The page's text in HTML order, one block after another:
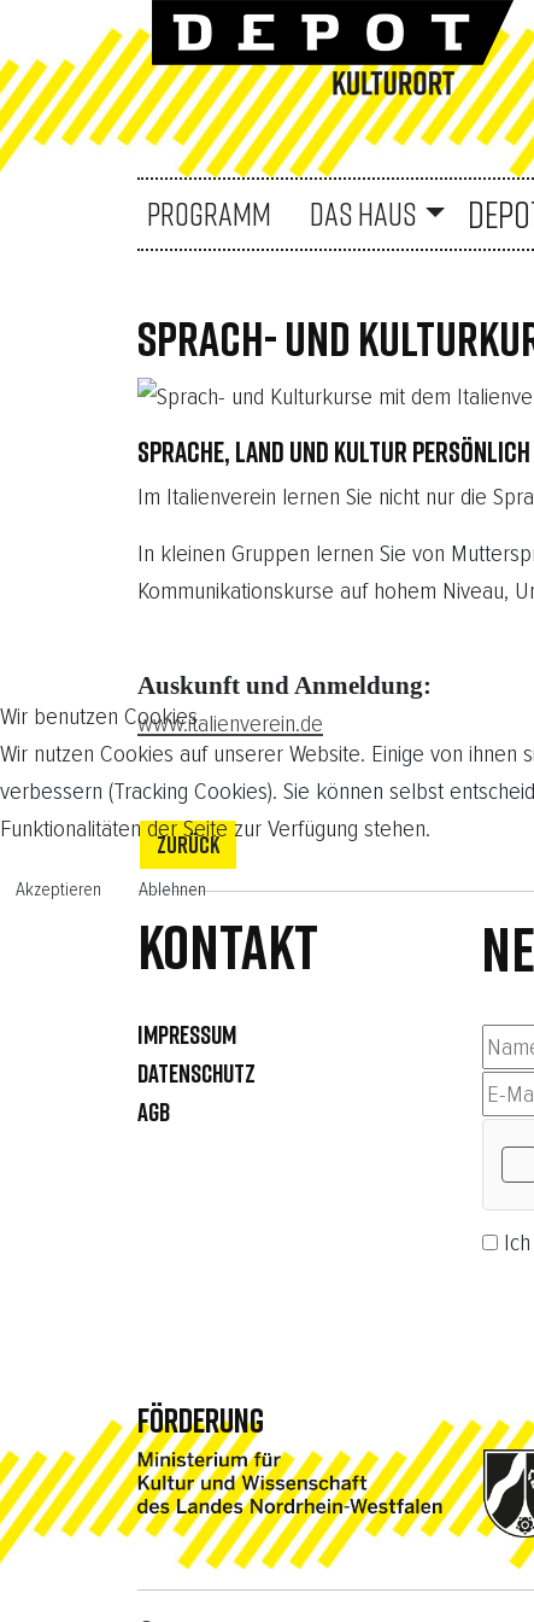
PROGRAMM DAS HAUS
SPRACH- UND
SPRACHE, LAND UND KULTUR
Im Italienverein lernen Sie nicht nur die
In kleinen Gruppen lernen Sie von
Kommunikationskurse auf hohem Niveau,
Auskunft und Anmeldung:
www.italienverein.de
ZURÜCK
Kontakt
IMPRESSUM
DATENSCHUTZ
AGB
FÖRDERUNG
Wir benutzen Cookies
Wir nutzen Cookies auf unserer Website. Einige von
verbessern (Tracking Cookies). Sie können selbst
Funktionalitäten der Seite zur Verfügung stehen.
Akzeptieren Ablehnen